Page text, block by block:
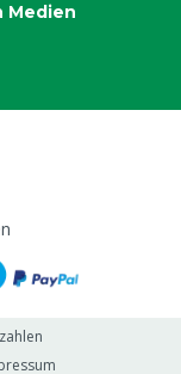
Medien